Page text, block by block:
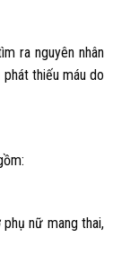
ra nguyên nhân
thiếu máu do
nữ mang thai,